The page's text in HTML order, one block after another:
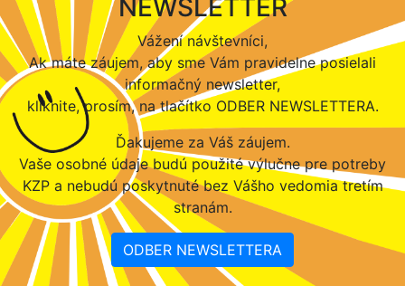
NEWSLETTER
Vážení návštevníci,
Ak máte záujem, aby sme Vám pravidelne posielali
informačný newsletter,
kliknite, prosím, na tlačítko ODBER NEWSLETTERA.
Ďakujeme za Váš záujem.
Vaše osobné údaje budú použité výlučne pre potreby
KZP a nebudú poskytnuté bez Vášho vedomia tretím
stranám.
ODBER NEWSLETTERA